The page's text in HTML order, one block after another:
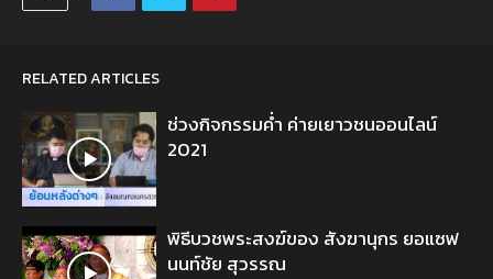
RELATED ARTICLES
ย้อนหลังต่างๆ
ช่วงกิจกรรมค่ำ ค่ายเยาวชนออนไลน์
2021
พิธีบวชพระสงฆ์ของ สังฆานุกร ยอแซฟ
นนท์ชัย สุวรรณ